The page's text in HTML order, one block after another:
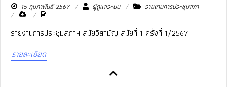
15 กุมภาพันธ์ 2567 ผู้ดูแลระบบ รายงานการประชุมสภา
รายงานการประชุมสภาฯ สมัยวิสามัญ สมัยที่ 1 ครั้งที่ 1/2567
รายละเอียด